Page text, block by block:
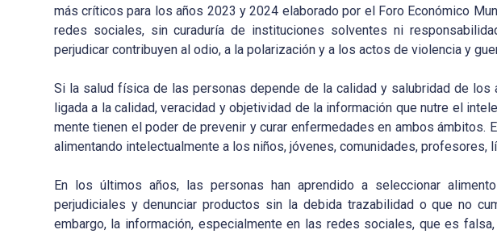
más críticos para los años 2023 y 2024 elaborado por el Foro Económico
redes sociales, sin curaduría de instituciones solventes ni
perjudicar contribuyen al odio, a la polarización y a los actos de violencia y
Si la salud física de las personas depende de la calidad y salubridad de
ligada a la calidad, veracidad y objetividad de la información que nutre el
mente tienen el poder de prevenir y curar enfermedades en ambos ámbitos.
alimentando intelectualmente a los niños, jóvenes, comunidades, profesores,
En los últimos años, las personas han aprendido a seleccionar
perjudiciales y denunciar productos sin la debida trazabilidad o que no
embargo, la información, especialmente en las redes sociales, que es